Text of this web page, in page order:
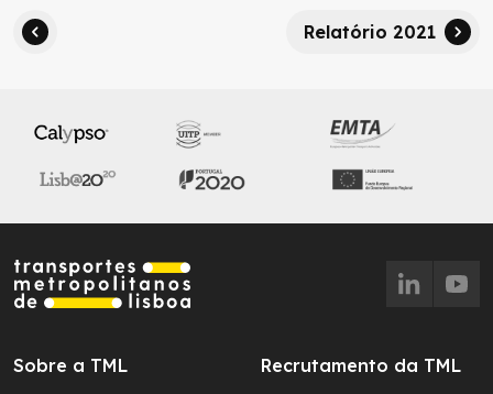
Relatório 2021
Sobre a TML
Recrutamento da TML